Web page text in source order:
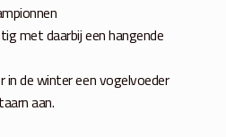
met daarbij een hangende
in de winter een vogelvoeder
aan.